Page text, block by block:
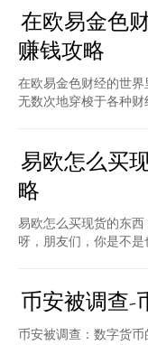
在欧易金色
赚钱攻略
在欧易金色财经的世
无数次地穿梭于各种财
易欧怎么买
略
易欧怎么买现货的东
呀，朋友们，你是不是
币安被调查-
币安被调查：数字货